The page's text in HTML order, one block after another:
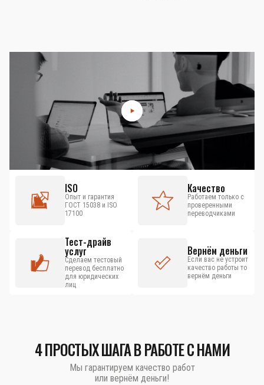
ISO
Опыт и гарантия
ГОСТ 15038 и ISO
17100
Качество
Работаем только с
проверенными
переводчиками
Тест-драйв
услуг
Сделаем тестовый
перевод бесплатно
для юридических
лиц
Вернём деньги
Если вас не устроит
качество работы то
вернём деньги
4 ПРОСТЫХ ШАГА В РАБОТЕ С НАМИ
Мы гарантируем качество работ
или вернём деньги!